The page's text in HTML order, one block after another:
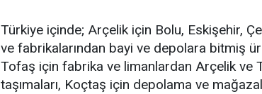
Türkiye içinde; Arçelik için Bolu, Eskişehir,
ve fabrikalarından bayi ve depolara bitmiş
Tofaş için fabrika ve limanlardan Arçelik ve
taşımaları, Koçtaş için depolama ve